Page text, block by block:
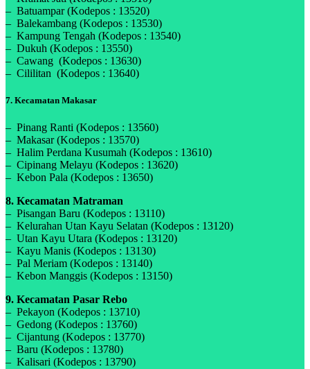
– Batuampar (Kodepos : 13520)
– Balekambang (Kodepos : 13530)
– Kampung Tengah (Kodepos : 13540)
– Dukuh (Kodepos : 13550)
– Cawang (Kodepos : 13630)
– Cililitan (Kodepos : 13640)
7. Kecamatan Makasar
– Pinang Ranti (Kodepos : 13560)
– Makasar (Kodepos : 13570)
– Halim Perdana Kusumah (Kodepos : 13610)
– Cipinang Melayu (Kodepos : 13620)
– Kebon Pala (Kodepos : 13650)
8. Kecamatan Matraman
– Pisangan Baru (Kodepos : 13110)
– Kelurahan Utan Kayu Selatan (Kodepos : 13120)
– Utan Kayu Utara (Kodepos : 13120)
– Kayu Manis (Kodepos : 13130)
– Pal Meriam (Kodepos : 13140)
– Kebon Manggis (Kodepos : 13150)
9. Kecamatan Pasar Rebo
– Pekayon (Kodepos : 13710)
– Gedong (Kodepos : 13760)
– Cijantung (Kodepos : 13770)
– Baru (Kodepos : 13780)
– Kalisari (Kodepos : 13790)